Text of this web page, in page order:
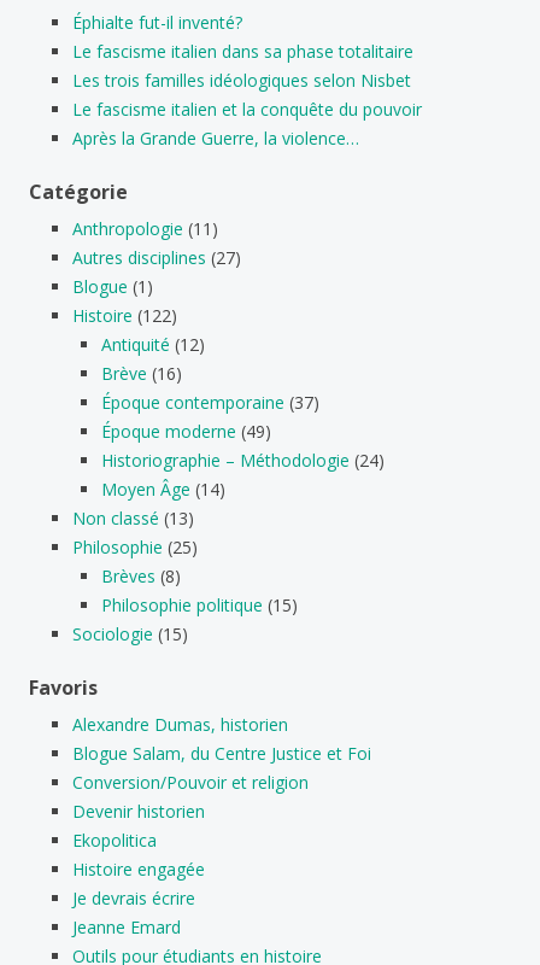
Éphialte fut-il inventé?
Le fascisme italien dans sa phase totalitaire
Les trois familles idéologiques selon Nisbet
Le fascisme italien et la conquête du pouvoir
Après la Grande Guerre, la violence…
Catégorie
Anthropologie (11)
Autres disciplines (27)
Blogue (1)
Histoire (122)
Antiquité (12)
Brève (16)
Époque contemporaine (37)
Époque moderne (49)
Historiographie – Méthodologie (24)
Moyen Âge (14)
Non classé (13)
Philosophie (25)
Brèves (8)
Philosophie politique (15)
Sociologie (15)
Favoris
Alexandre Dumas, historien
Blogue Salam, du Centre Justice et Foi
Conversion/Pouvoir et religion
Devenir historien
Ekopolitica
Histoire engagée
Je devrais écrire
Jeanne Emard
Outils pour étudiants en histoire